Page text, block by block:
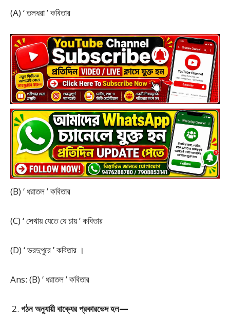
(A) ‘ তলধরা ’ কবিতার
(B) ‘ ধরাতল ’ কবিতার
(C) ‘ সেথায় যেতে যে চায় ’ কবিতার
(D) ‘ ভরদুপুরে ’ কবিতার ।
Ans: (B) ‘ ধরাতল ’ কবিতার
গঠন অনুযায়ী বাক্যের প্রকারভেদ হল—